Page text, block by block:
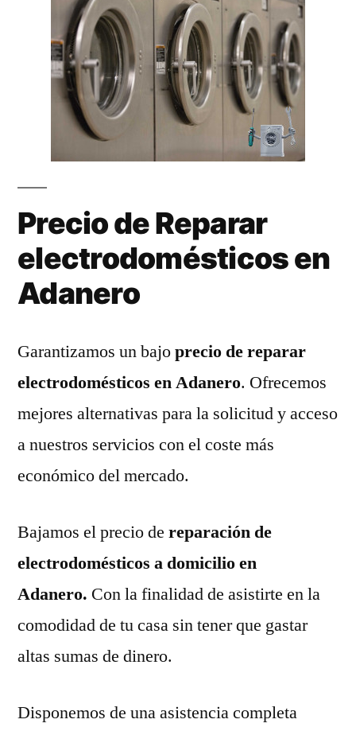
Precio de Reparar
electrodomésticos en
Adanero
Garantizamos un bajoprecio de reparar
electrodomésticos en Adanero. Ofrecemos
mejores alternativas para la solicitud y acceso
a nuestros servicios con el coste más
económico del mercado.
Bajamos el precio de reparación de
electrodomésticos a domicilio en
Adanero. Con la finalidad de asistirte en la
comodidad de tu casa sin tener que gastar
altas sumas de dinero.
Disponemos de una asistencia completa